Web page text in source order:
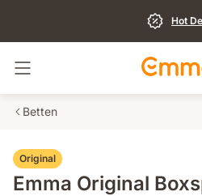
Hot
Navigation umschalten
Betten
Original
Emma Original